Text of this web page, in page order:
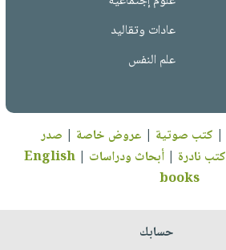
عادات وتقاليد
علم النفس
| كتب صوتية | عروض خاصة | صدر
كتب نادرة |أبحاث ودراسات |
English
books
حسابك